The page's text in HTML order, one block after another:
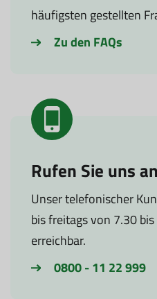
häufigsten gestellten
Zu den FAQs
Rufen Sie uns
Unser telefonischer
bis freitags von 7.30
erreichbar.
0800 - 11 22 999